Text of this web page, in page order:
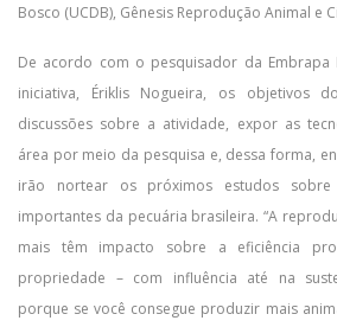
Bosco (UCDB), Gênesis Reprodução Animal e
De acordo com o pesquisador da Embrapa
iniciativa, Ériklis Nogueira, os objetivos
discussões sobre a atividade, expor as
área por meio da pesquisa e, dessa forma,
irão nortear os próximos estudos
importantes da pecuária brasileira. “A
mais têm impacto sobre a eficiência
propriedade – com influência até na
porque se você consegue produzir mais